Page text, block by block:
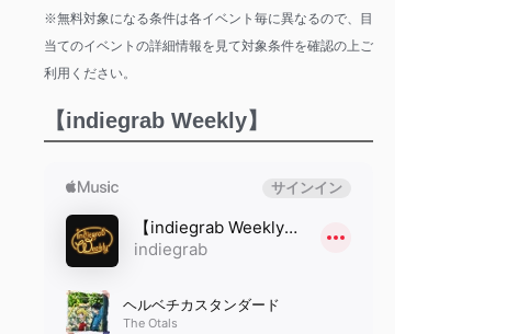
※無料対象になる条件は各イベント毎に異なるので、目
当てのイベントの詳細情報を見て対象条件を確認の上ご
利用ください。
【indiegrab Weekly】